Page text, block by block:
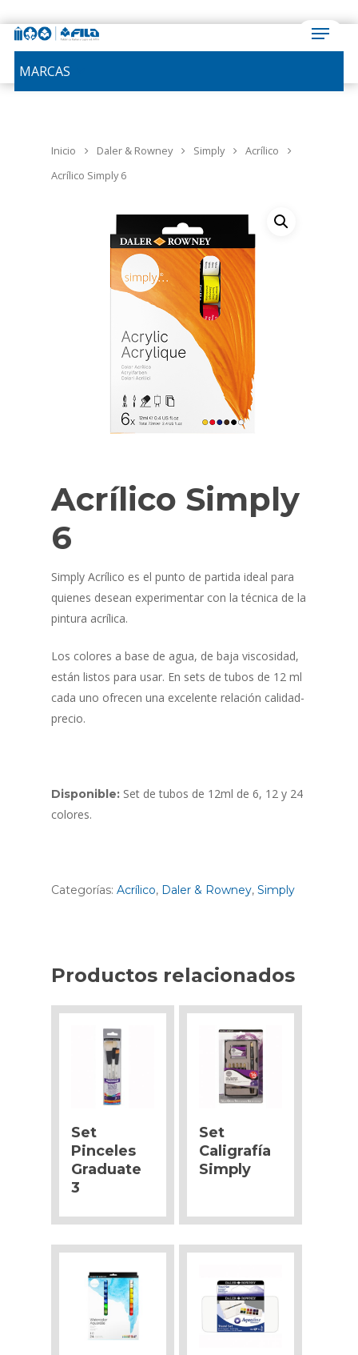
MARCAS
Inicio Daler & Rowney Simply
Acrílico
Acrílico Simply 6
Acrílico Simply
6
Simply Acrílico es el punto de partida ideal para
quienes desean experimentar con la técnica de la
pintura acrílica.
Los colores a base de agua, de baja viscosidad,
están listos para usar. En sets de tubos de 12 ml
cada uno ofrecen una excelente relación calidad-
precio.
Disponible: Set de tubos de 12ml de 6, 12 y 24
colores.
Categorías: Acrílico, Daler & Rowney, Simply
Productos relacionados
Set
Pinceles
Graduate
3
Set
Caligrafía
Simply